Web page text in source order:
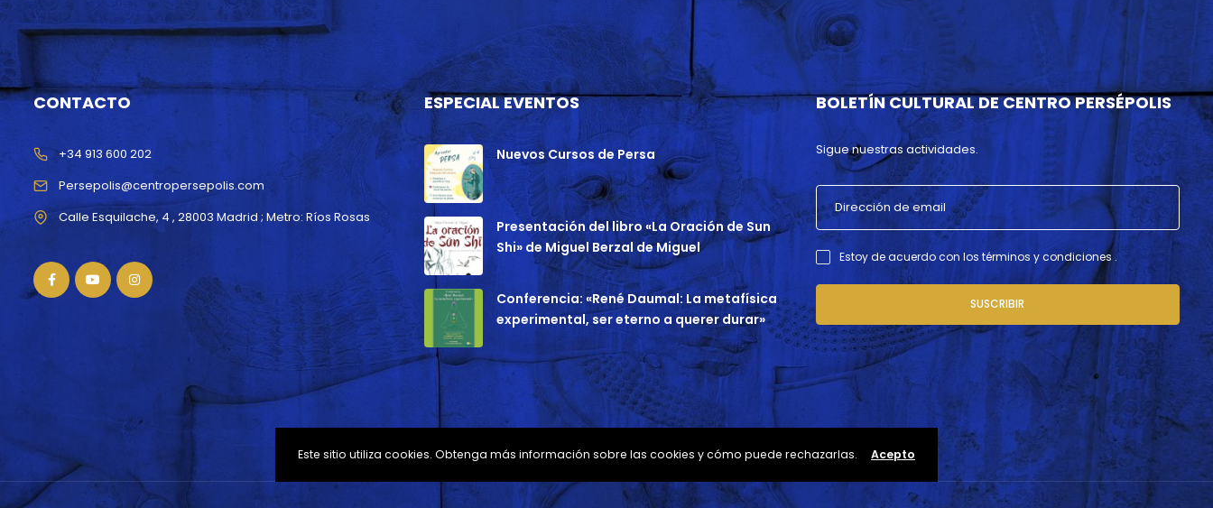
CONTACTO
Persepolis@centropersepolis.com
+34 913 600 202
ESPECIAL EVENTOS
Nuevos Cursos de Persa
Presentación del libro «La Oración de Sun
Shi» de Miguel Berzal de Miguel
Conferencia: «René Daumal: La metafísica
experimental, ser eterno a querer durar»
BOLETÍN CULTURAL DE CENTRO PERSÉPOLIS
Sigue nuestras actividades.
Estoy de acuerdo con los términos y condiciones .
SUSCRIBIR
Este sitio utiliza cookies. Obtenga más información sobre las cookies y cómo puede rechazarlas. Acepto